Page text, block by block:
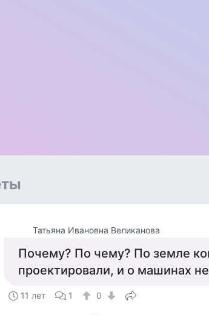
Татьяна Ивановна Великанова
Почему? По чему? По земле
проектировали, и о машинах
11 лет 1 0